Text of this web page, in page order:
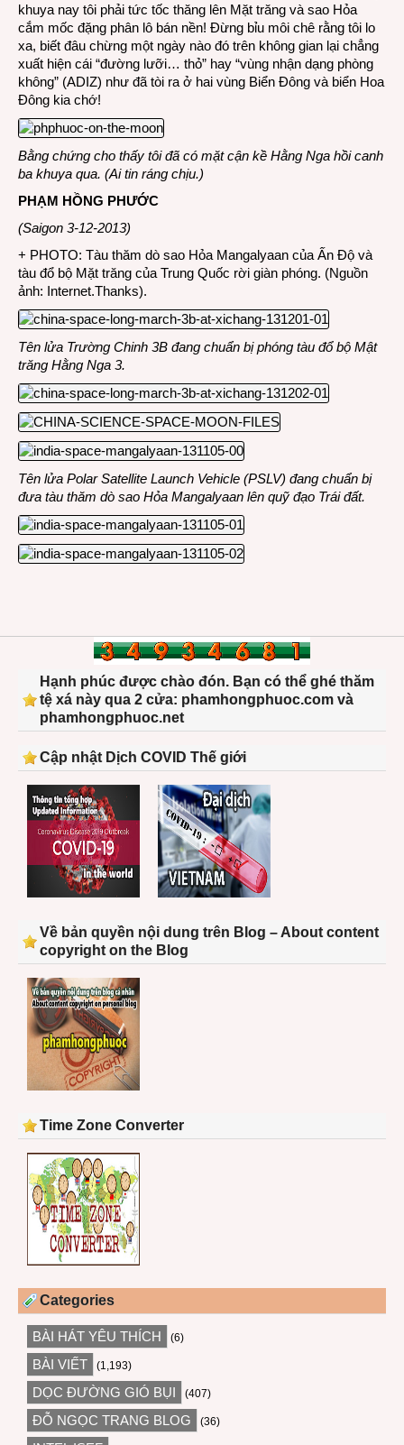
khuya nay tôi phải tức tốc thăng lên Mặt trăng và sao Hỏa
cắm mốc đặng phân lô bán nền! Đừng bỉu môi chê rằng tôi lo
xa, biết đâu chừng một ngày nào đó trên không gian lại chẳng
xuất hiện cái “đường lưỡi… thỏ” hay “vùng nhận dạng phòng
không” (ADIZ) như đã tòi ra ở hai vùng Biển Đông và biển Hoa
Đông kia chớ!
Bằng chứng cho thấy tôi đã có mặt cận kề Hằng Nga hồi canh
ba khuya qua. (Ai tin ráng chịu.)
PHẠM HỒNG PHƯỚC
(Saigon 3-12-2013)
+ PHOTO: Tàu thăm dò sao Hỏa Mangalyaan của Ấn Độ và
tàu đổ bộ Mặt trăng của Trung Quốc rời giàn phóng. (Nguồn
ảnh: Internet.Thanks).
Tên lửa Trường Chinh 3B đang chuẩn bị phóng tàu đổ bộ Mật
trăng Hằng Nga 3.
Tên lửa Polar Satellite Launch Vehicle (PSLV) đang chuẩn bị
đưa tàu thăm dò sao Hỏa Mangalyaan lên quỹ đạo Trái đất.
Hạnh phúc được chào đón. Bạn có thể ghé thăm
tệ xá này qua 2 cửa: phamhongphuoc.com và
phamhongphuoc.net
Cập nhật Dịch COVID Thế giới
Về bản quyền nội dung trên Blog – About content
copyright on the Blog
Time Zone Converter
Categories
BÀI HÁT YÊU THÍCH (6)
BÀI VIẾT (1,193)
DỌC ĐƯỜNG GIÓ BỤI (407)
ĐỖ NGỌC TRANG BLOG (36)